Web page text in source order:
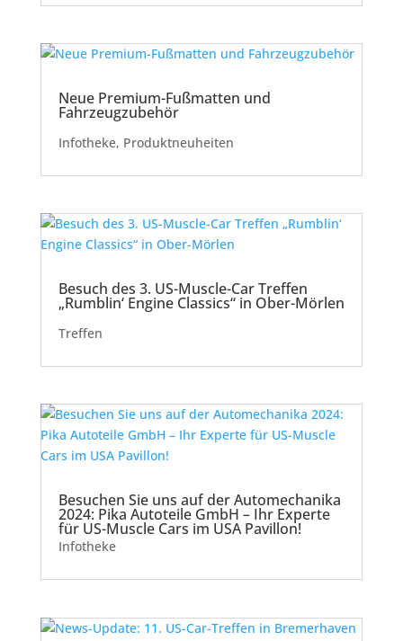
Neue Premium-Fußmatten und
Fahrzeugzubehör
Infotheke, Produktneuheiten
Besuch des 3. US-Muscle-Car Treffen
„Rumblin‘ Engine Classics“ in Ober-Mörlen
Treffen
Besuchen Sie uns auf der Automechanika
2024: Pika Autoteile GmbH – Ihr Experte
für US-Muscle Cars im USA Pavillon!
Infotheke